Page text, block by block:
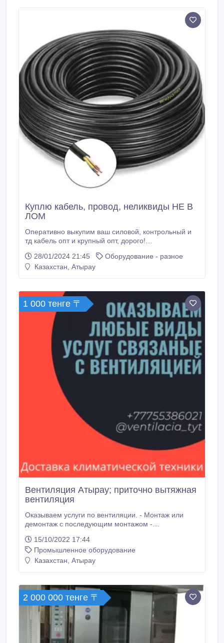
Куплю кабель, провод, неликвиды НЕ В
ЛОМ
Оперативно выкупим ваш силовой, контрольный и
тд кабель опт и крупный опт, дорого!
регионам Казахстана. Если кабель не поврежден
оплачиваем как изделие, а не лом! Расчет сразу.
МКШВ, КАБЕЛЬ ГЕРДА.
28/01/2024 21:45
Оборудование - разное
Казахстан, Атырау
1 000 тенге 〒
Вентиляция Атырау; приточно вытяжная
вентиляция
Оказываем услуги по вентиляции. - Монтаж или
демонтаж с последующим монтажом -
проект - Поставляем климатическое оборудование -
Инстаграм
https://www.instagram.com/ventilyatsiya_astana/ -
Кондиционирование Холодоснабжение Приточная
вентиляция Вытяжная вентиляция Приточно-
вытяжная вентиляция Вентилятор Канальный
вентилятор Радиальный вентилятор Крышный
вентилятор Осевой вентилятор Вентилятор
дымоудаления Чиллер Компрессорно-
конденсаторный блок Воздуховоды Решетка
15/10/2022 17:44
Промышленное оборудование
Казахстан, Атырау
2 000 000 тенге 〒